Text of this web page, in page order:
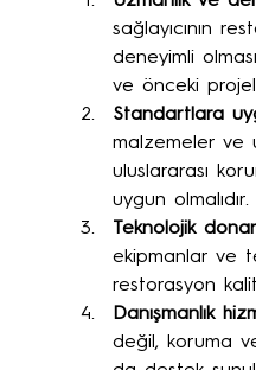
sağlayıcının
deneyimli
ve önceki
Standartlara
malzemeler ve
uluslararası
uygun olmalıdır.
Teknolojik
ekipmanlar ve
restorasyon
Danışmanlık
değil, koruma